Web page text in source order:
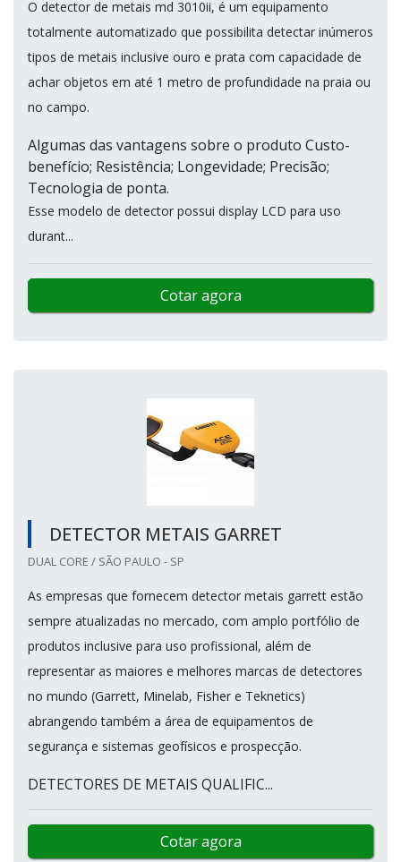
O detector de metais md 3010ii, é um equipamento
totalmente automatizado que possibilita detectar inúmeros
tipos de metais inclusive ouro e prata com capacidade de
achar objetos em até 1 metro de profundidade na praia ou
no campo.
Algumas das vantagens sobre o produto Custo-
benefício; Resistência; Longevidade; Precisão;
Tecnologia de ponta.
Esse modelo de detector possui display LCD para uso
durant...
Cotar agora
DETECTOR METAIS GARRET
DUAL CORE / SÃO PAULO - SP
As empresas que fornecem detector metais garrett estão
sempre atualizadas no mercado, com amplo portfólio de
produtos inclusive para uso profissional, além de
representar as maiores e melhores marcas de detectores
no mundo (Garrett, Minelab, Fisher e Teknetics)
abrangendo também a área de equipamentos de
segurança e sistemas geofísicos e prospecção.
DETECTORES DE METAIS QUALIFIC...
Cotar agora